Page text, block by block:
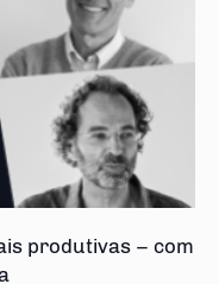
produtivas – com